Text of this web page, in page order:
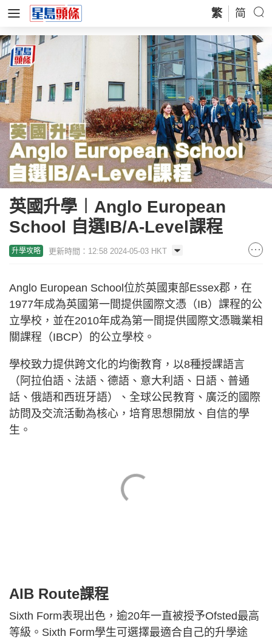
繁 简
英國升學︱Anglo European
School 自選IB/A-Level課程
升學攻略 更新時間：12:58 2024-05-03 HKT
Anglo European School位於英國東部Essex郡，在
1977年成為英國第一間提供國際文憑（IB）課程的公
立學校，並在2010年成為第一間提供國際文憑職業相
關課程（IBCP）的公立學校。
學校致力提供跨文化的均衡教育，以8種授課語言
（阿拉伯語、法語、德語、意大利語、日語、普通
話、俄語和西班牙語）、全球公民教育、廣泛的國際
訪問及交流活動為核心，培育思想開放、自信的學
生。
AIB Route課程
Sixth Form表現出色，逾20年一直被授予Ofsted最高
等級。Sixth Form學生可選擇最適合自己的升學途